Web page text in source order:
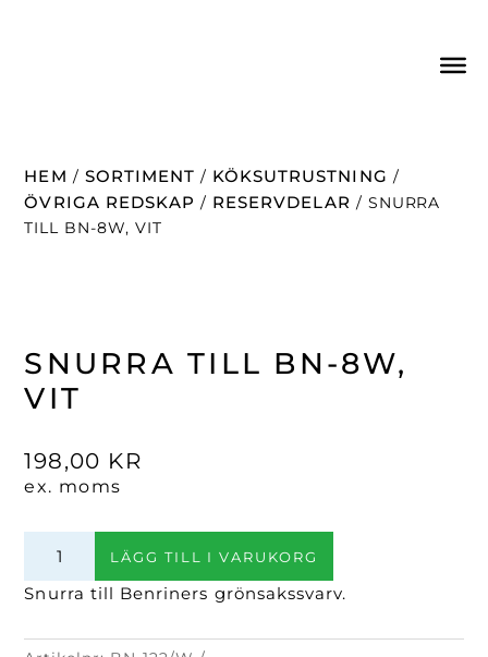
HEM / SORTIMENT / KÖKSUTRUSTNING /
ÖVRIGA REDSKAP / RESERVDELAR / SNURRA
TILL BN-8W, VIT
SNURRA TILL BN-8W,
VIT
Snurra till Benriners grönsakssvarv.
198,00 KR
ex. moms
BN-
vit
LÄGG TILL I VARUKORG